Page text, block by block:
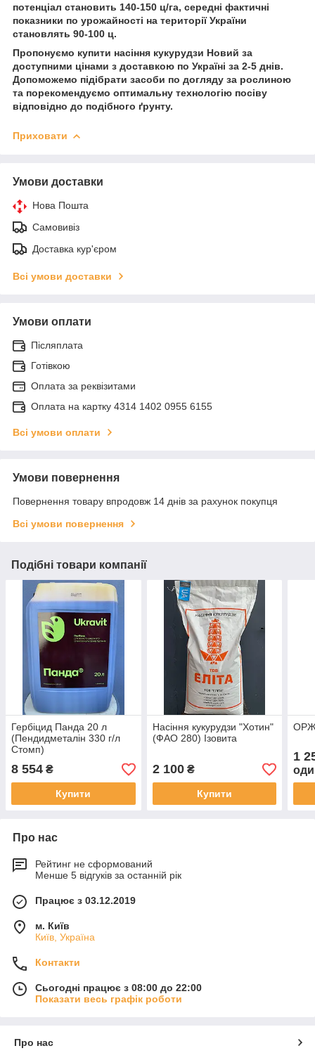
потенціал становить 140-150 ц/га, середні фактичні
показники по урожайності на території України
становлять 90-100 ц.
Пропонуємо купити насіння кукурудзи Новий за
доступними цінами з доставкою по Україні за 2-5 днів.
Допоможемо підібрати засоби по догляду за рослиною
та порекомендуємо оптимальну технологію посіву
відповідно до подібного ґрунту.
Приховати
Умови доставки
Нова Пошта
Самовивіз
Доставка кур'єром
Всі умови доставки
Умови оплати
Післяплата
Готівкою
Оплата за реквізитами
Оплата на картку 4314 1402 0955 6155
Всі умови оплати
Умови повернення
Повернення товару впродовж 14 днів за рахунок покупця
Всі умови повернення
Подібні товари компанії
Гербіцид Панда 20 л
(Пендидметалін 330 г/л
Стомп)
8 554 ₴
Купити
Насіння кукурудзи "Хотин"
(ФАО 280) Ізовита
2 100₴
Купити
1
Про нас
Рейтинг не сформований
Менше 5 відгуків за останній рік
Працює з 03.12.2019
м. Київ
Київ, Україна
Контакти
Сьогодні працює з 08:00 до 22:00
Показати весь графік роботи
Про нас